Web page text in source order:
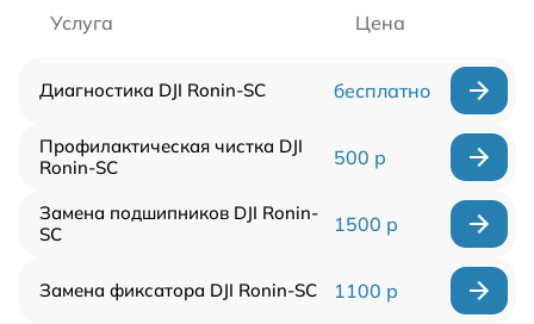
Услуга Цена
Диагностика DJI Ronin-SC бесплатно
Профилактическая чистка DJI
Ronin-SC
500 р
Замена подшипников DJI Ronin-
SC
1500 р
Замена фиксатора DJI Ronin-SC 1100 р